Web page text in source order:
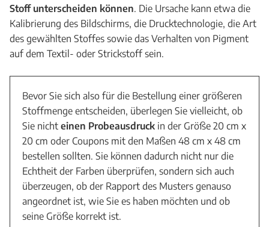
Stoff unterscheiden können. Die Ursache kann etwa die
Kalibrierung des Bildschirms, die Drucktechnologie, die Art
des gewählten Stoffes sowie das Verhalten von Pigment
auf dem Textil- oder Strickstoff sein.
Bevor Sie sich also für die Bestellung einer größeren
Stoffmenge entscheiden, überlegen Sie vielleicht, ob
Sie nicht einen Probeausdruck in der Größe 20 cm x
20 cm oder Coupons mit den Maßen 48 cm x 48 cm
bestellen sollten. Sie können dadurch nicht nur die
Echtheit der Farben überprüfen, sondern sich auch
überzeugen, ob der Rapport des Musters genauso
angeordnet ist, wie Sie es haben möchten und ob
seine Größe korrekt ist.